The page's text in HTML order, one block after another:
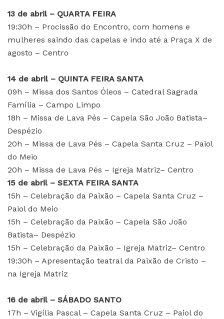
13 de abril – QUARTA FEIRA
19:30h – Procissão do Encontro, com homens e
mulheres saindo das capelas e indo até a Praça X de
agosto – Centro
14 de abril – QUINTA FEIRA SANTA
09h – Missa dos Santos Óleos – Catedral Sagrada
Família – Campo Limpo
18h – Missa de Lava Pés – Capela São João Batista–
Despézio
20h – Missa de Lava Pés – Capela Santa Cruz – Paiol
do Meio
20h – Missa de Lava Pés – Igreja Matriz– Centro
15 de abril – SEXTA FEIRA SANTA
15h – Celebração da Paixão – Capela Santa Cruz –
Paiol do Meio
15h – Celebração da Paixão – Capela São João
Batista– Despézio
15h – Celebração da Paixão – Igreja Matriz– Centro
19:30h – Apresentação teatral da Paixão de Cristo –
na Igreja Matriz
16 de abril – SÁBADO SANTO
17h – Vigília Pascal – Capela Santa Cruz – Paiol do